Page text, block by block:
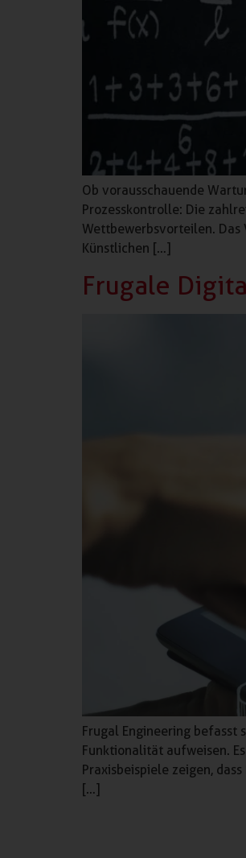
Ob vorausschauende
Prozesskontrolle: Die
Wettbewerbsvorteilen. Das
Künstlichen […]
Frugale
Frugal Engineering befasst
Funktionalität aufweisen.
Praxisbeispiele zeigen,
[…]